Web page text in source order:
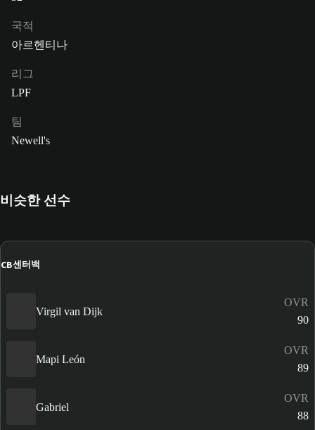
국적
아르헨티나
리그
LPF
팀
Newell's
비슷한 선수
CB센터백
Virgil van Dijk
OVR
90
Mapi León
OVR
89
Gabriel
OVR
88